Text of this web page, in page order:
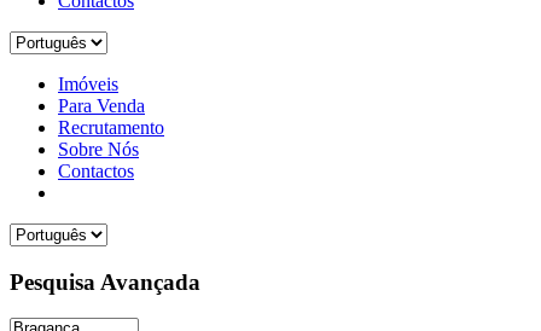
Imóveis
Para Venda
Recrutamento
Sobre Nós
Contactos
Pesquisa Avançada